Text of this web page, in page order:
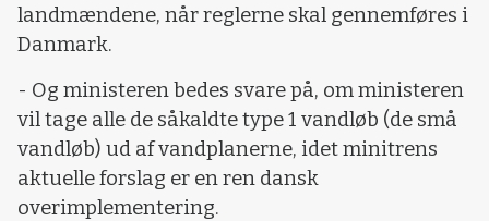
landmændene, når reglerne skal gennemføres i
Danmark.
- Og ministeren bedes svare på, om ministeren
vil tage alle de såkaldte type 1 vandløb (de små
vandløb) ud af vandplanerne, idet minitrens
aktuelle forslag er en ren dansk
overimplementering.